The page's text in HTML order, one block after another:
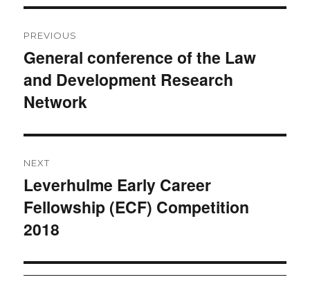
navigation
PREVIOUS
Previous
post:
General conference of the Law
and Development Research
Network
NEXT
Next
post:
Leverhulme Early Career
Fellowship (ECF) Competition
2018